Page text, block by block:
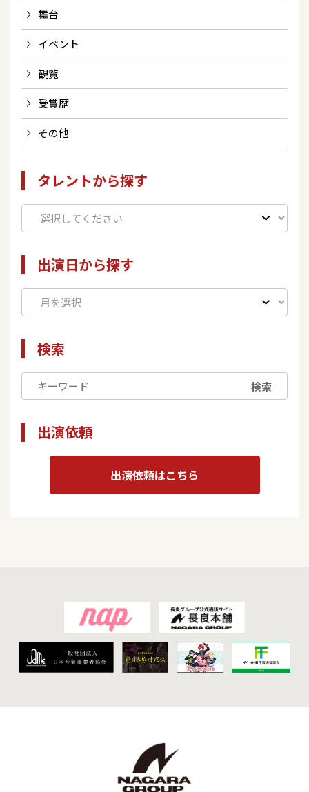
舞台
イベント
観覧
受賞歴
その他
タレントから探す
出演日から探す
検索
検索
出演依頼
出演依頼はこちら